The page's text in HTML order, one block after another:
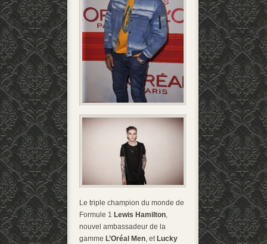
Le triple champion du monde de
Formule 1 Lewis Hamilton,
nouvel ambassadeur de la
gamme L’Oréal Men, etLucky